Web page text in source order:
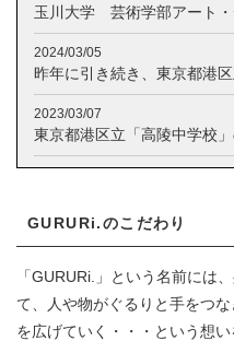
2024/03/05
2023/03/07
GURURi.のこだわり
「GURURi.」という名前には
て、人や物がぐるりと手をつ
を広げていく・・・という想